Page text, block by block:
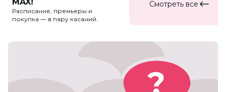
Расписание, премьеры и
покупка — в пару касаний.
Смотреть все